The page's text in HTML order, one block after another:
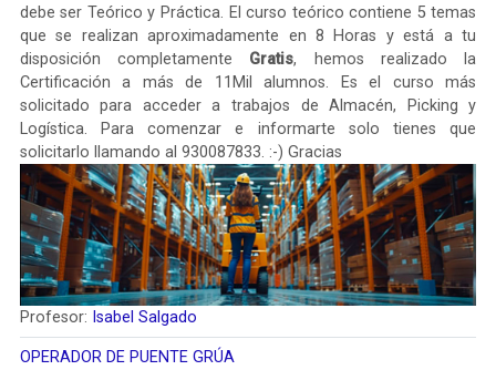
debe ser Teórico y Práctica. El curso teórico contiene 5 temas
que se realizan aproximadamente en 8 Horas y está a tu
disposición completamente Gratis, hemos realizado la
Certificación a más de 11Mil alumnos. Es el curso más
solicitado para acceder a trabajos de Almacén, Picking y
Logística. Para comenzar e informarte solo tienes que
solicitarlo llamando al 930087833. :-) Gracias
Profesor: Isabel Salgado
OPERADOR DE PUENTE GRÚA